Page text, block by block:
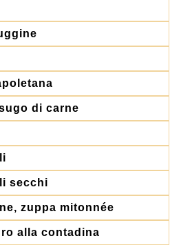
di carne
secchi
zuppa mitonnée
alla contadina